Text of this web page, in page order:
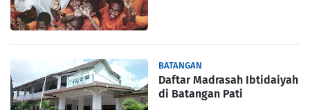
BATANGAN
Daftar Madrasah Ibtidaiyah
di Batangan Pati